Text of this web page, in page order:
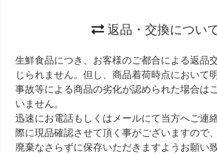
返品・交換につい
生鮮食品につき、お客様のご都合による返品
じられません。但し、商品着荷時点において
事故等による商品の劣化が認められた場合は
いません。
迅速にお電話もしくはメールにて当方へご連
際に現品確認させて頂く事がございますので
廃棄なさらずに保存いただきますようお願い